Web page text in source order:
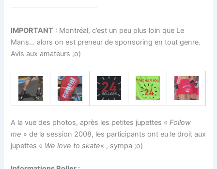
————————————
IMPORTANT : Montréal, c’est un peu plus loin que Le
Mans… alors on est preneur de sponsoring en tout genre.
Avis aux amateurs ;o)
A la vue des photos, après les petites jupettes «Follow
me » de la session 2008, les participants ont eu le droit aux
jupettes « We love to skate« , sympa ;o)